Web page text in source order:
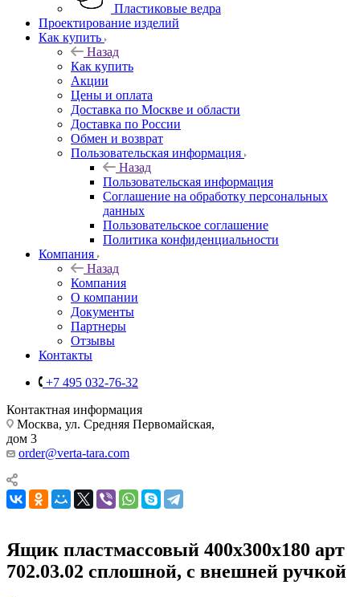
Пластиковые ведра
Проектирование изделий
Как купить
Назад
Как купить
Акции
Цены и оплата
Доставка по Москве и области
Доставка по России
Обмен и возврат
Пользовательская информация
Назад
Пользовательская информация
Соглашение на обработку персональных
данных
Пользовательское соглашение
Политика конфиденциальности
Компания
Назад
Компания
О компании
Документы
Партнеры
Отзывы
Контакты
+7 495 032-76-32
Контактная информация
Москва, ул. Средняя Первомайская,
дом 3
order@verta-tara.com
Ящик пластмассовый 400х300х180 арт
702.03.02 сплошной, с внешней ручкой